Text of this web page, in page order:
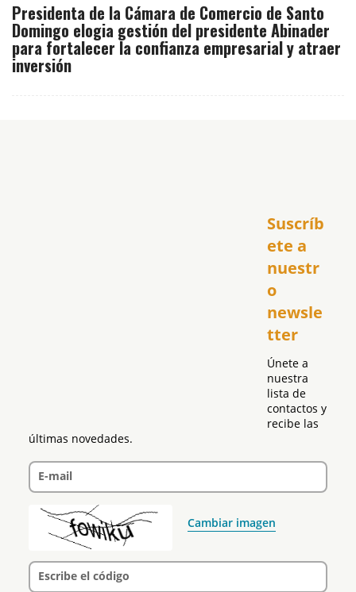
Presidenta de la Cámara de Comercio de Santo
Domingo elogia gestión del presidente Abinader
para fortalecer la confianza empresarial y atraer
inversión
Suscríb
ete a
nuestr
o
newsle
tter
Únete a
nuestra
lista de
contactos y
recibe las
últimas novedades.
E-mail
Cambiar imagen
Escribe el código